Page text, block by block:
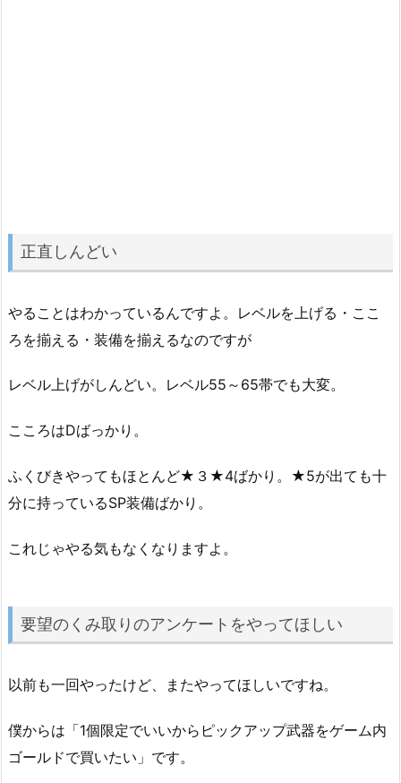
正直しんどい
やることはわかっているんですよ。レベルを上げる・ここ
ろを揃える・装備を揃えるなのですが
レベル上げがしんどい。レベル55～65帯でも大変。
こころはDばっかり。
ふくびきやってもほとんど★３★4ばかり。★5が出ても十
分に持っているSP装備ばかり。
これじゃやる気もなくなりますよ。
要望のくみ取りのアンケートをやってほしい
以前も一回やったけど、またやってほしいですね。
僕からは「1個限定でいいからピックアップ武器をゲーム内
ゴールドで買いたい」です。